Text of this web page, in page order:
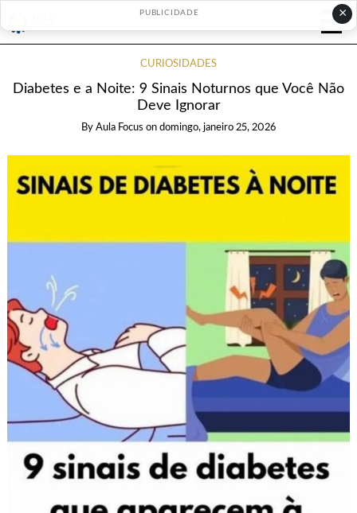
CURIOSIDADES
Diabetes e a Noite: 9 Sinais Noturnos que Você Não
Deve Ignorar
By Aula Focus on domingo, janeiro 25, 2026
×
PUBLICIDADE